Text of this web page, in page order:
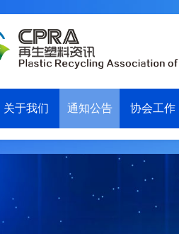
关于我们 通知公告 协会工作